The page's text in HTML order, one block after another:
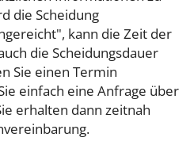
die Scheidung
kann die Zeit der
die Scheidungsdauer
Sie einen Termin
einfach eine Anfrage über
erhalten dann zeitnah